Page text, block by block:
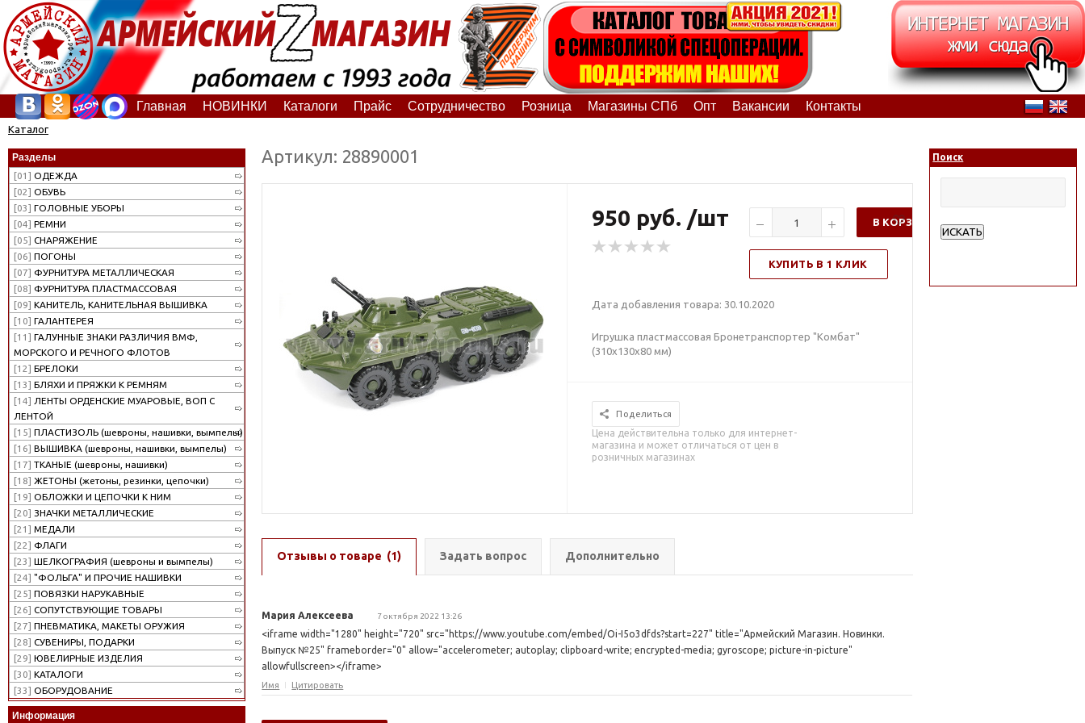
Главная НОВИНКИ Каталоги Прайс Сотрудничество Розница Магазины СПб Опт Вакансии Контакты
Каталог
Разделы
[01] ОДЕЖДА
[02] ОБУВЬ
[03] ГОЛОВНЫЕ УБОРЫ
[04] РЕМНИ
[05] СНАРЯЖЕНИЕ
[06] ПОГОНЫ
[07] ФУРНИТУРА МЕТАЛЛИЧЕСКАЯ
[08] ФУРНИТУРА ПЛАСТМАССОВАЯ
[09] КАНИТЕЛЬ, КАНИТЕЛЬНАЯ ВЫШИВКА
[10] ГАЛАНТЕРЕЯ
[11] ГАЛУННЫЕ ЗНАКИ РАЗЛИЧИЯ ВМФ,
МОРСКОГО И РЕЧНОГО ФЛОТОВ
[12] БРЕЛОКИ
[13] БЛЯХИ И ПРЯЖКИ К РЕМНЯМ
[14] ЛЕНТЫ ОРДЕНСКИЕ МУАРОВЫЕ, ВОП С
ЛЕНТОЙ
[15] ПЛАСТИЗОЛЬ (шевроны, нашивки, вымпелы)
[16] ВЫШИВКА (шевроны, нашивки, вымпелы)
[17] ТКАНЫЕ (шевроны, нашивки)
[18] ЖЕТОНЫ (жетоны, резинки, цепочки)
[19] ОБЛОЖКИ И ЦЕПОЧКИ К НИМ
[20] ЗНАЧКИ МЕТАЛЛИЧЕСКИЕ
[21] МЕДАЛИ
[22] ФЛАГИ
[23] ШЕЛКОГРАФИЯ (шевроны и вымпелы)
[24] "ФОЛЬГА" И ПРОЧИЕ НАШИВКИ
[25] ПОВЯЗКИ НАРУКАВНЫЕ
[26] СОПУТСТВУЮЩИЕ ТОВАРЫ
[27] ПНЕВМАТИКА, МАКЕТЫ ОРУЖИЯ
[28] СУВЕНИРЫ, ПОДАРКИ
[29] ЮВЕЛИРНЫЕ ИЗДЕЛИЯ
[30] КАТАЛОГИ
[33] ОБОРУДОВАНИЕ
Информация
Артикул: 28890001
950 руб. /шт В КОРЗИНУ
КУПИТЬ В 1 КЛИК
Дата добавления товара: 30.10.2020
Игрушка пластмассовая Бронетранспортер "Комбат"
(310x130x80 мм)
Поделиться
Цена действительна только для интернет-
магазина и может отличаться от цен в
розничных магазинах
Отзывы о товаре (1) Задать вопрос Дополнительно
Мария Алексеева 7 октября 2022 13:26
<iframe width="1280" height="720" src="https://www.youtube.com/embed/Oi-I5o3dfds?start=227" title="Армейский Магазин. Новинки.
Выпуск №25" frameborder="0" allow="accelerometer; autoplay; clipboard-write; encrypted-media; gyroscope; picture-in-picture"
allowfullscreen></iframe>
Имя Цитировать
Поиск
ИСКАТЬ